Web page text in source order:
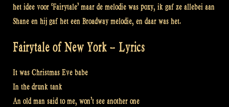
het idee voor ‘Fairytale’ maar de melodie was poxy, ik gaf ze allebei aan
Shane en hij gaf het een Broadway melodie, en daar was het.
Fairytale of New York – Lyrics
It was Christmas Eve babe
In the drunk tank
An old man said to me, won’t see another one